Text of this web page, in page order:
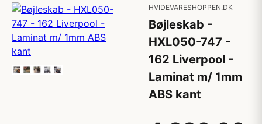
HVIDEVARESHOPPEN.DK
Bøjleskab -
HXL050-747 -
162 Liverpool -
Laminat m/ 1mm
ABS kant